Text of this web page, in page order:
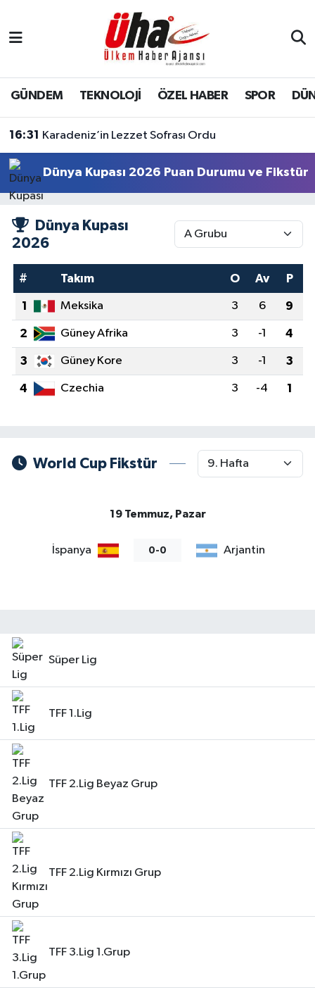
GÜNDEM TEKNOLOJİ ÖZEL HABER SPOR
16:31 Karadeniz’in Lezzet Sofrası Ordu
Dünya Kupası 2026 Puan Durumu ve Fikstür
Dünya Kupası
2026
# Takım O Av P
1 Meksika 3 6 9
2 Güney Afrika 3 -1 4
3 Güney Kore 3 -1 3
4 Czechia 3 -4 1
World Cup Fikstür
19 Temmuz, Pazar
İspanya 0-0 Arjantin
Süper Lig
TFF 1.Lig
TFF 2.Lig Beyaz Grup
TFF 2.Lig Kırmızı Grup
TFF 3.Lig 1.Grup
İstanbul Nöbetçi Eczaneler
İstanbul Hava Durumu
Süper Lig Puan Durumu ve Fikstür
Tüm Manşetler
Haber Arşivi